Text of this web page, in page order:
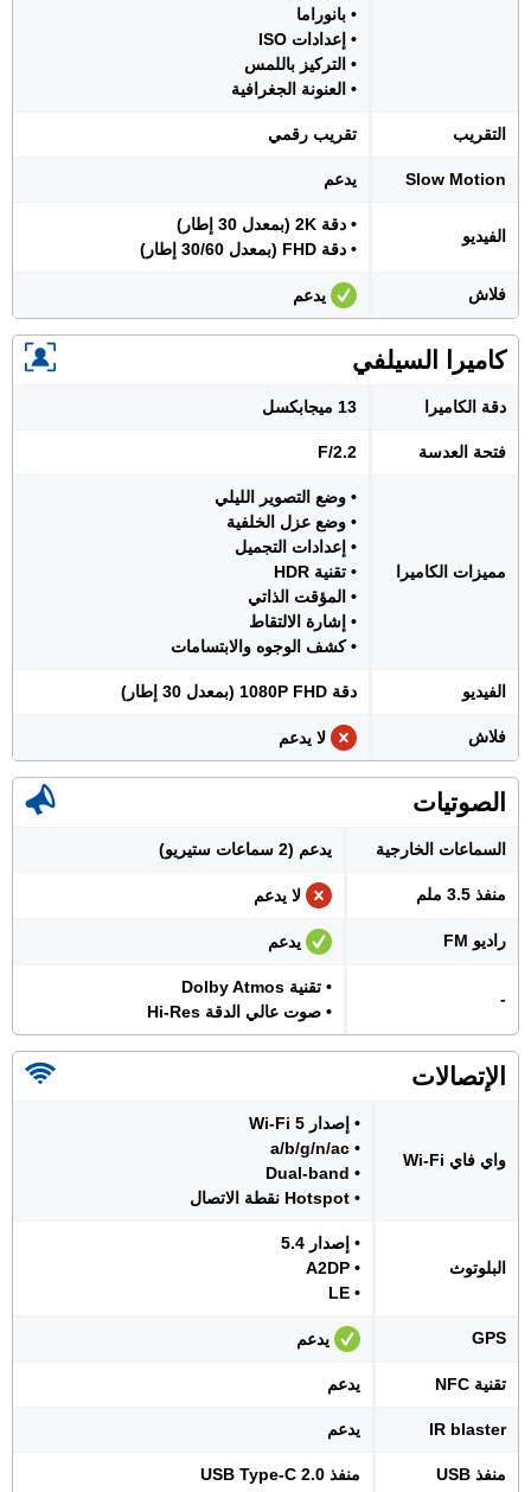
• بانوراما
• إعدادات ISO
• التركيز باللمس
• العنونة الجغرافية
التقريب تقريب رقمي
Slow Motion يدعم
الفيديو
• دقة 2K (بمعدل 30 إطار)
• دقة FHD (بمعدل 30/60 إطار)
فلاش يدعم
كاميرا السيلفي
دقة الكاميرا 13 ميجابكسل
فتحة العدسة F/2.2
مميزات الكاميرا
• وضع التصوير الليلي
• وضع عزل الخلفية
• إعدادات التجميل
• تقنية HDR
• المؤقت الذاتي
• إشارة الالتقاط
• كشف الوجوه والابتسامات
الفيديو دقة 1080P FHD (بمعدل 30 إطار)
فلاش لا يدعم
الصوتيات
السماعات الخارجية يدعم (2 سماعات ستيريو)
منفذ 3.5 ملم لا يدعم
راديو FM يدعم
-
• تقنية Dolby Atmos
• صوت عالي الدقة Hi-Res
الإتصالات
واي فاي Wi-Fi
• إصدار Wi-Fi 5
• a/b/g/n/ac
• Dual-band
• Hotspot نقطة الاتصال
البلوتوث
• إصدار 5.4
• A2DP
• LE
GPS يدعم
تقنية NFC يدعم
IR blaster يدعم
منفذ USB منفذ USB Type-C 2.0